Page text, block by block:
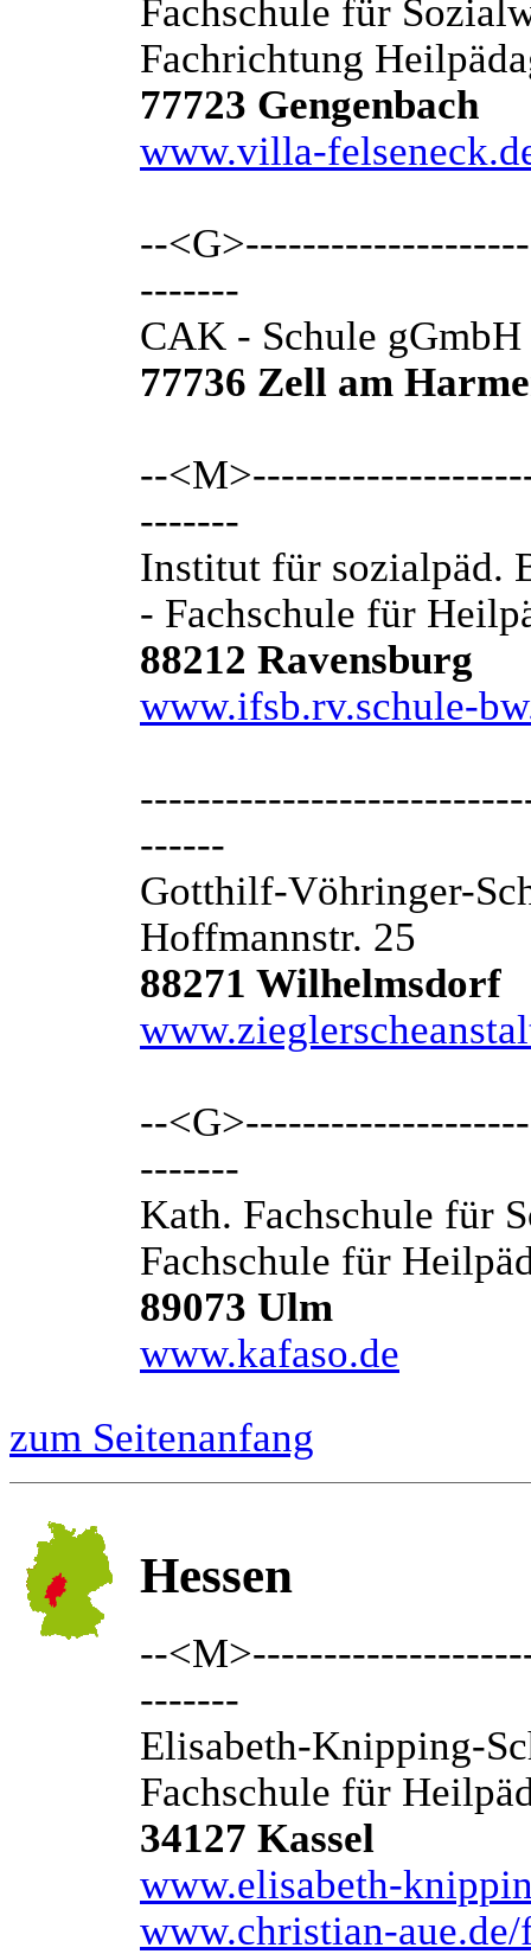
Fachschule für
Fachrichtung
77723 Gengenbach
www.villa-
--
-------
CAK - Schule gGmbH
77736 Zell am
--
-------
Institut für sozialpäd.
- Fachschule für
88212 Ravensburg
www.ifsb.rv.schule-
------
Gotthilf-Vöhringer-
Hoffmannstr. 25
88271 Wilhelmsdorf
--
-------
Kath. Fachschule für
Fachschule für
89073 Ulm
www.kafaso.de
zum Seitenanfang
Hessen
--
-------
Elisabeth-Knipping-
Fachschule für
34127 Kassel
www.elisabeth-
www.christian-